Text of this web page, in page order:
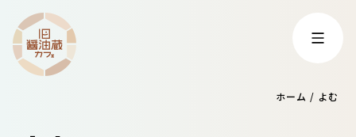
ホーム / よむ